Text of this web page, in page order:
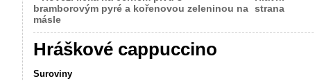
bramborovým pyré a kořenovou zeleninou na
másle
strana
Hráškové cappuccino
Suroviny